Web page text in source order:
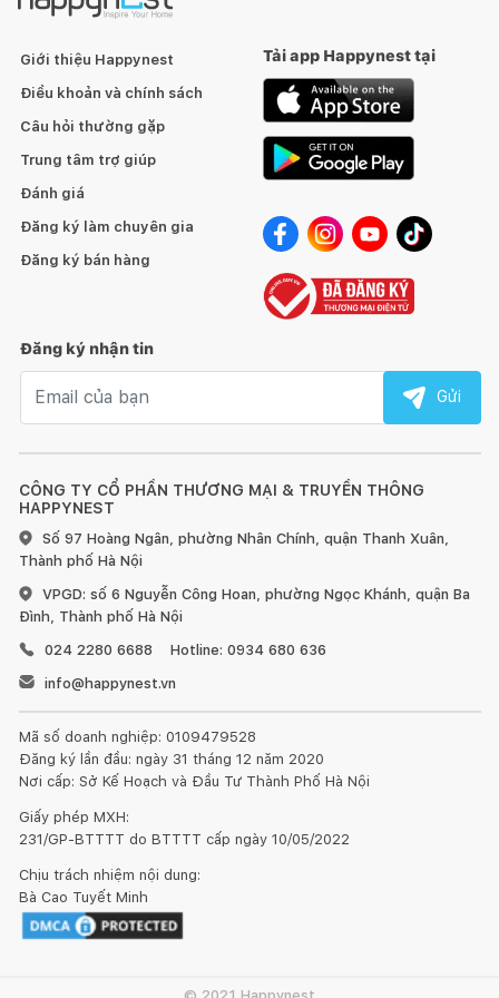
CÔNG TY CỔ PHẦN THƯƠNG MẠI & TRUYỀN THÔNG
HAPPYNEST
Số 97 Hoàng Ngân, phường Nhân Chính, quận Thanh Xuân,
Thành phố Hà Nội
VPGD: số 6 Nguyễn Công Hoan, phường Ngọc Khánh, quận Ba
Đình, Thành phố Hà Nội
024 2280 6688
Hotline: 0934 680 636
info@happynest.vn
Mã số doanh nghiệp: 0109479528
Đăng ký lần đầu: ngày 31 tháng 12 năm 2020
Nơi cấp: Sở Kế Hoạch và Đầu Tư Thành Phố Hà Nội
Giấy phép MXH:
231/GP-BTTTT do BTTTT cấp ngày 10/05/2022
Chịu trách nhiệm nội dung:
Bà Cao Tuyết Minh
Giới thiệu Happynest
Điều khoản và chính sách
Câu hỏi thường gặp
Trung tâm trợ giúp
Đánh giá
Đăng ký làm chuyên gia
Đăng ký bán hàng
Tải app Happynest tại
Đăng ký nhận tin
Gửi